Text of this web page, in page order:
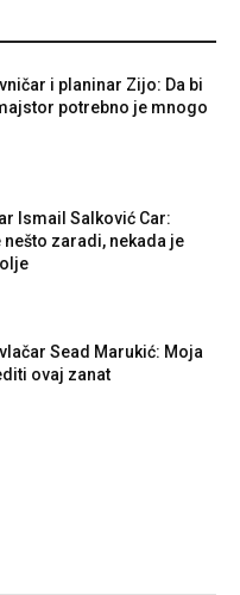
i planinar Zijo: Da bi
potrebno je mnogo
Ismail Salković Car:
nešto zaradi, nekada je
Sead Marukić: Moja
ovaj zanat